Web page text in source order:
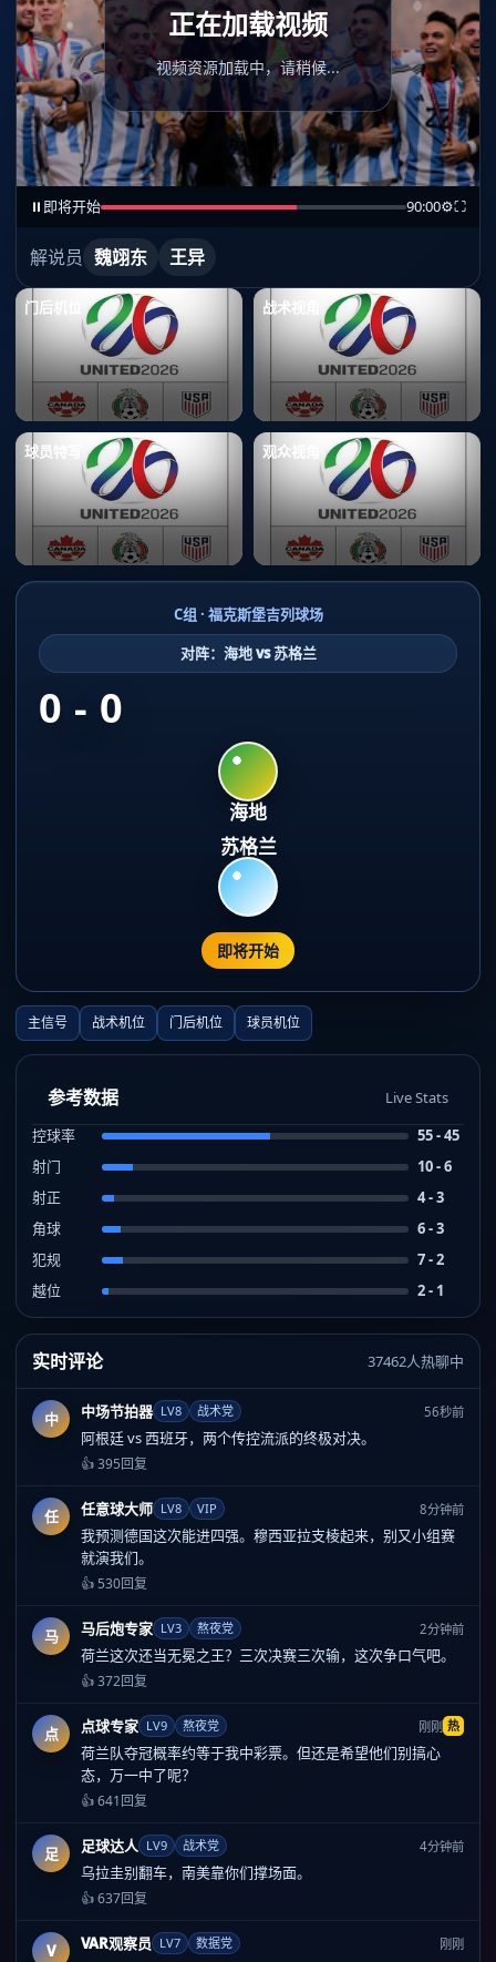
正在加载视频
视频资源加载中，请稍候...
⏸ 即将开始 90:00⚙⛶
解说员 魏翊东 王异
门后机位 战术视角
球员特写 观众视角
C组 · 福克斯堡吉列球场
对阵：海地 vs 苏格兰
海地
0 - 0
苏格兰
即将开始
主信号 战术机位 门后机位 球员机位
参考数据
Live Stats
控球率
55 - 45
射门
10 - 6
射正
4 - 3
角球
6 - 3
犯规
7 - 2
越位
2 - 1
实时评论 37462人热聊中
中 中场节拍器 LV8 战术党 56秒前
阿根廷 vs 西班牙，两个传控流派的终极对决。
👍 395回复
任 任意球大师 LV8 VIP 8分钟前
我预测德国这次能进四强。穆西亚拉支棱起来，别又小组赛
就演我们。
👍 530回复
马 马后炮专家 LV3 熬夜党 2分钟前
荷兰这次还当无冕之王？三次决赛三次输，这次争口气吧。
👍 372回复
点 点球专家 LV9 熬夜党 刚刚 热
荷兰队夺冠概率约等于我中彩票。但还是希望他们别搞心
态，万一中了呢？
👍 641回复
足 足球达人 LV9 战术党 4分钟前
乌拉圭别翻车，南美靠你们撑场面。
👍 637回复
V VAR观察员 LV7 数据党 刚刚